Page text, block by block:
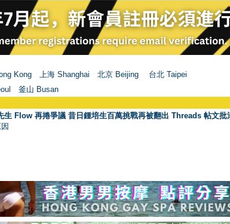
Kong 上海 Shanghai 北京 Beijing 台北 Taipei
釜山 Busan
生 Flow 再捲爭議 昔日鍾培生百萬挑戰再被翻出 Threads 帖文批